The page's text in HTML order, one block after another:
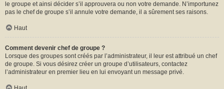
le groupe et ainsi décider s’il approuvera ou non votre demande. N’importunez
pas le chef de groupe s’il annule votre demande, il a sûrement ses raisons.
Haut
Comment devenir chef de groupe ?
Lorsque des groupes sont créés par l’administrateur, il leur est attribué un chef
de groupe. Si vous désirez créer un groupe d’utilisateurs, contactez
l’administrateur en premier lieu en lui envoyant un message privé.